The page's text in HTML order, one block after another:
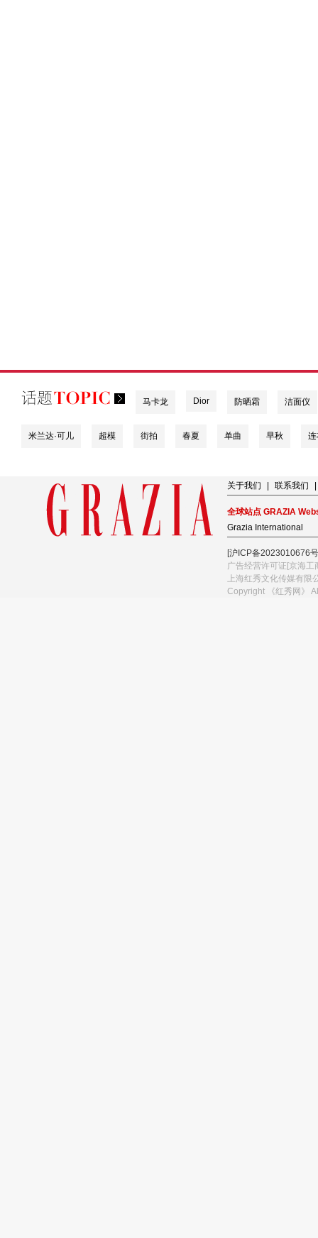
马卡龙 Dior 防晒霜 洁面仪
米兰达·可儿 超模 街拍 春夏 单曲 早秋
关于我们 联系我们
全球站点 GRAZIA
Grazia International
[沪ICP备2023010676
广告经营许可证[京海
上海红秀文化传媒有限
Copyright 《红秀网》